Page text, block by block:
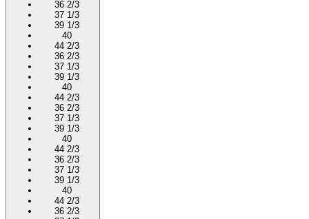
36 2/3
37 1/3
39 1/3
40
44 2/3
36 2/3
37 1/3
39 1/3
40
44 2/3
36 2/3
37 1/3
39 1/3
40
44 2/3
36 2/3
37 1/3
39 1/3
40
44 2/3
36 2/3